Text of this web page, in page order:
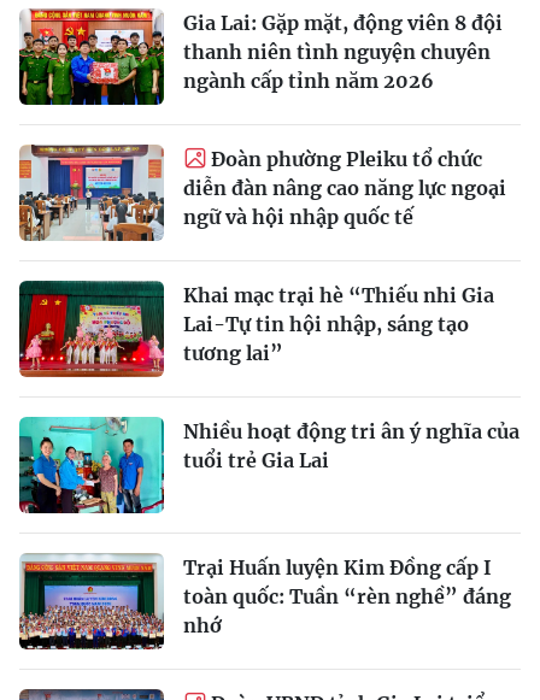
Gia Lai: Gặp mặt, động viên 8 đội
thanh niên tình nguyện chuyên
ngành cấp tỉnh năm 2026
Đoàn phường Pleiku tổ chức
diễn đàn nâng cao năng lực ngoại
ngữ và hội nhập quốc tế
Khai mạc trại hè “Thiếu nhi Gia
Lai-Tự tin hội nhập, sáng tạo
tương lai”
Nhiều hoạt động tri ân ý nghĩa của
tuổi trẻ Gia Lai
Trại Huấn luyện Kim Đồng cấp I
toàn quốc: Tuần “rèn nghề” đáng
nhớ